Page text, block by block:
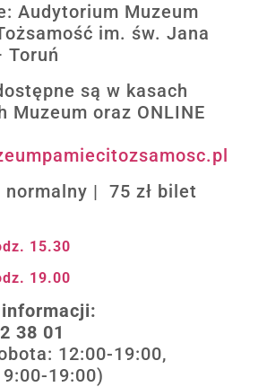
Audytorium Muzeum
im. św. Jana
Toruń
są w kasach
Muzeum oraz ONLINE
normalny | 75 zł bilet
15.30
19.00
38 01
12:00-19:00,
19:00)